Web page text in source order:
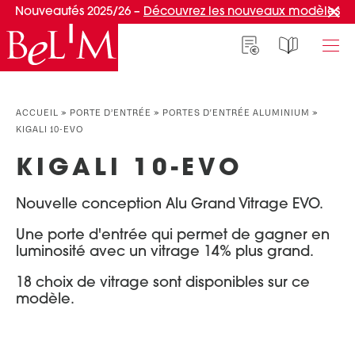
Nouveautés 2025/26 – Découvrez les nouveaux modèles
PAR TYPE
Portes d’entrée
Portes d’entrée grand trafic
PAR STYLE
Portes d’entrée contemporaines
Portes d’entrée classiques
PAR TYPE
Marquises
S'INSPIRER ET CHOISIR
Témoignages clients
Une entrée sur mesure
Accueil connecté
RÉUSSIR MON PROJET
ACCUEIL » PORTE D’ENTRÉE » PORTES D'ENTRÉE ALUMINIUM »
KIGALI 10-EVO
KIGALI 10-EVO
Nouvelle conception Alu Grand Vitrage EVO.
Une porte d'entrée qui permet de gagner en
luminosité avec un vitrage 14% plus grand.
18 choix de vitrage sont disponibles sur ce
modèle.